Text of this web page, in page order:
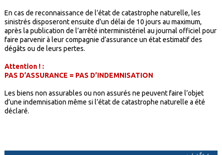
En cas de reconnaissance de l’état de catastrophe naturelle, les
sinistrés disposeront ensuite d’un délai de 10 jours au maximum,
après la publication de l’arrêté interministériel au journal officiel pour
faire parvenir à leur compagnie d’assurance un état estimatif des
dégâts ou de leurs pertes.
Attention ! :
PAS D’ASSURANCE = PAS D’INDEMNISATION
Les biens non assurables ou non assurés ne peuvent faire l’objet
d’une indemnisation même si l’état de catastrophe naturelle a été
déclaré.